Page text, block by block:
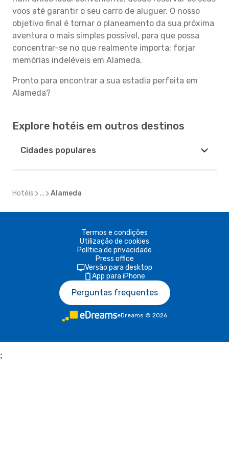
voos até garantir o seu carro de aluguer. O nosso
objetivo final é tornar o planeamento da sua próxima
aventura o mais simples possível, para que possa
concentrar-se no que realmente importa: forjar
memórias indeléveis em Alameda.
Pronto para encontrar a sua estadia perfeita em
Alameda?
Explore hotéis em outros destinos
Cidades populares
Hotéis ... Alameda
Termos e condições
Utilização de cookies
Política de privacidade
Press office
Versão para desktop
App para iPhone
Perguntas frequentes
eDreams © 2026
;